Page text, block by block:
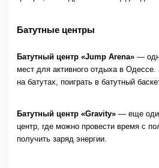
Батутные центры
Батутный центр «Jump Arena»—
мест для активного отдыха в
на батутах, поиграть в батутный
Батутный центр «Gravity»— еще
центр, где можно провести время с
получить заряд энергии.